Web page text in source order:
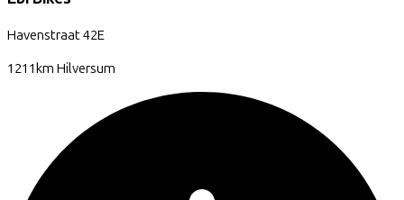
Havenstraat42E
1211km Hilversum